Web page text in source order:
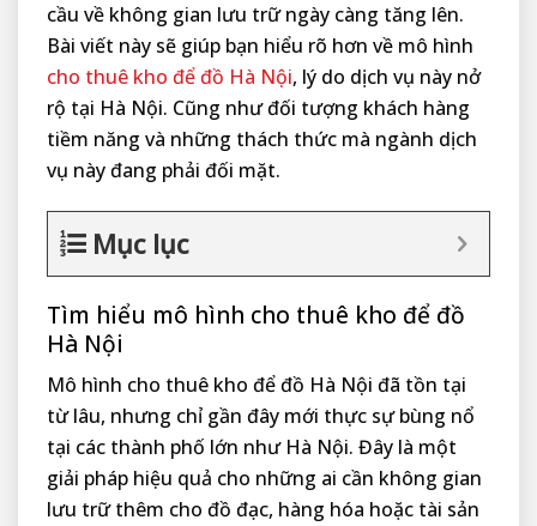
cầu về không gian lưu trữ ngày càng tăng lên.
Bài viết này sẽ giúp bạn hiểu rõ hơn về mô hình
cho thuê kho để đồ Hà Nội, lý do dịch vụ này nở
rộ tại Hà Nội. Cũng như đối tượng khách hàng
tiềm năng và những thách thức mà ngành dịch
vụ này đang phải đối mặt.
Mục lục
Tìm hiểu mô hình cho thuê kho để đồ
Hà Nội
Mô hình cho thuê kho để đồ Hà Nội đã tồn tại
từ lâu, nhưng chỉ gần đây mới thực sự bùng nổ
tại các thành phố lớn như Hà Nội. Đây là một
giải pháp hiệu quả cho những ai cần không gian
lưu trữ thêm cho đồ đạc, hàng hóa hoặc tài sản